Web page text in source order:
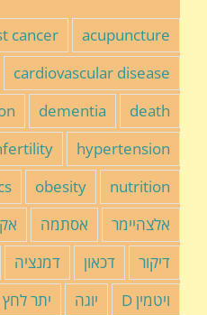
acupuncture
cancer
cardiovascular disease
death
dementia
hypertension
nutrition
obesity
אלצהיימר
אסתמה
דיקור
דכאון דמנציה
ויטמין D
יוגה יתר